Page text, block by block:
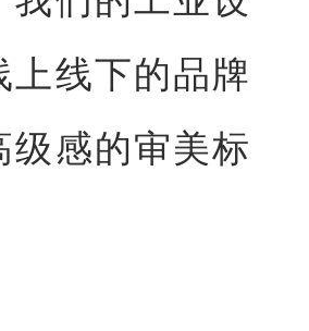
线下的品牌
感的审美标